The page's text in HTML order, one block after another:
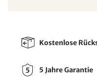
Kostenlose
5 Jahre Garantie